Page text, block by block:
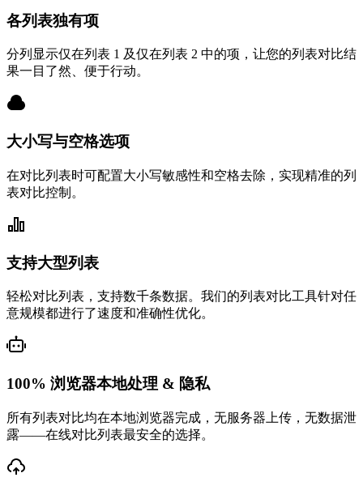
各列表独有项
分列显示仅在列表 1 及仅在列表 2 中的项，让您的列表对比结
果一目了然、便于行动。
大小写与空格选项
在对比列表时可配置大小写敏感性和空格去除，实现精准的列
表对比控制。
支持大型列表
轻松对比列表，支持数千条数据。我们的列表对比工具针对任
意规模都进行了速度和准确性优化。
100% 浏览器本地处理 & 隐私
所有列表对比均在本地浏览器完成，无服务器上传，无数据泄
露——在线对比列表最安全的选择。